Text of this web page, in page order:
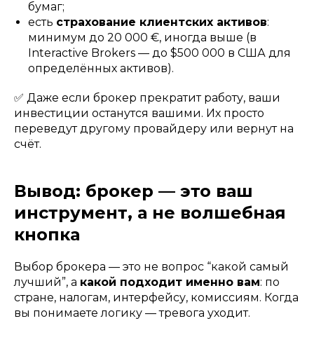
бумаг;
есть страхование клиентских активов:
минимум до 20 000 €, иногда выше (в
Interactive Brokers — до $500 000 в США для
определённых активов).
✅ Даже если брокер прекратит работу, ваши
инвестиции останутся вашими. Их просто
переведут другому провайдеру или вернут на
счёт.
Вывод: брокер — это ваш
инструмент, а не волшебная
кнопка
Выбор брокера — это не вопрос “какой самый
лучший”, а какой подходит именно вам: по
стране, налогам, интерфейсу, комиссиям. Когда
вы понимаете логику — тревога уходит.